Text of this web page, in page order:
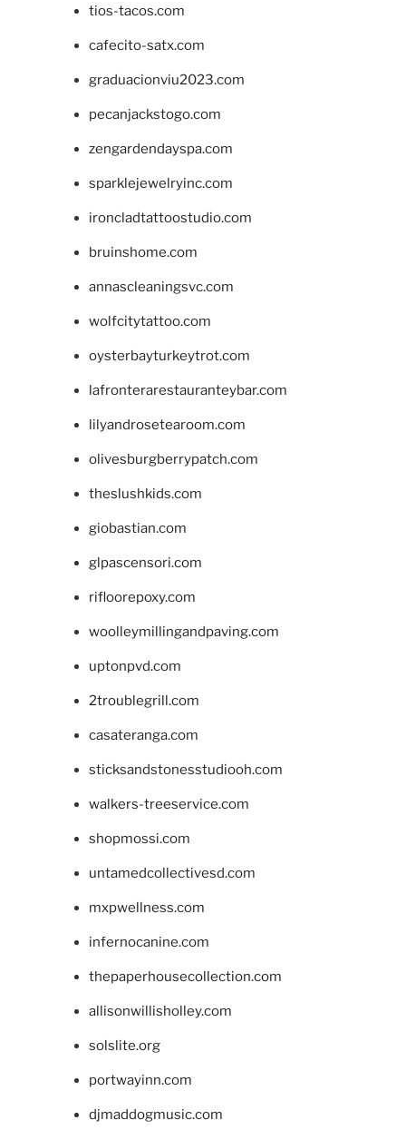
tios-tacos.com
cafecito-satx.com
graduacionviu2023.com
pecanjackstogo.com
zengardendayspa.com
sparklejewelryinc.com
ironcladtattoostudio.com
bruinshome.com
annascleaningsvc.com
wolfcitytattoo.com
oysterbayturkeytrot.com
lafronterarestauranteybar.com
lilyandrosetearoom.com
olivesburgberrypatch.com
theslushkids.com
giobastian.com
glpascensori.com
rifloorepoxy.com
woolleymillingandpaving.com
uptonpvd.com
2troublegrill.com
casateranga.com
sticksandstonesstudiooh.com
walkers-treeservice.com
shopmossi.com
untamedcollectivesd.com
mxpwellness.com
infernocanine.com
thepaperhousecollection.com
allisonwillisholley.com
solslite.org
portwayinn.com
djmaddogmusic.com